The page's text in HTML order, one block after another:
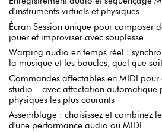
textures sonores et Granulator III pour
puissante.
RECHERCHE DE SONS SIMILAIRES
Partant d'un sample ou d'un preset,
comparables grâce au navigateur ou
Drum Rack.
AMÉLIORATIONS D'EFFETS
d'instruments virtuels et physiques
Écran Session unique pour composer
jouer et improviser avec souplesse
Warping audio en temps réel :
la musique et les boucles, quel que
Commandes affectables en MIDI pour
studio – avec affectation automatique
physiques les plus courants
Assemblage : choisissez et combinez
d'une performance audio ou MIDI